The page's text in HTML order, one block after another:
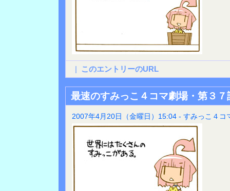
| このエントリーのURL
最速のすみっこ４コマ劇場・第３
2007年4月20日（金曜日）15:04 - すみっこ４コ